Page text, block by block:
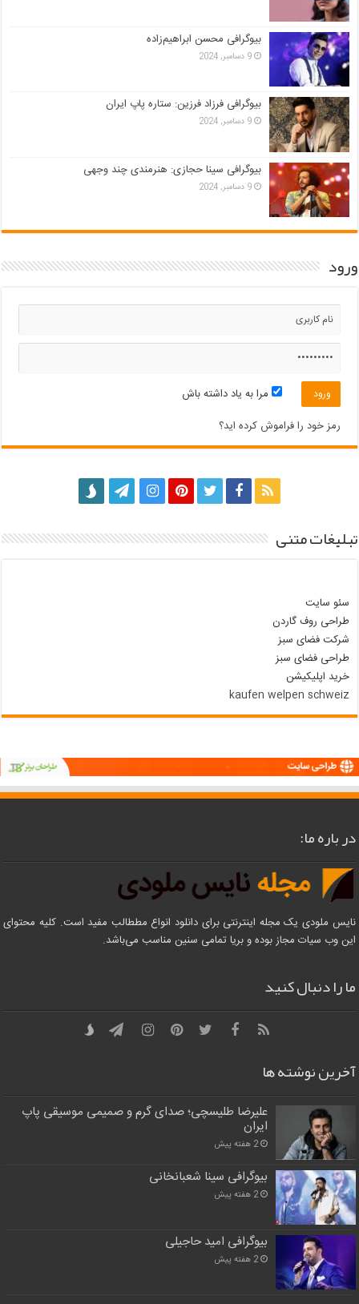
بیوگرافی محسن ابراهیم‌زاده
9 دسامبر, 2024
بیوگرافی فرزاد فرزین: ستاره پاپ ایران
9 دسامبر, 2024
بیوگرافی سینا حجازی: هنرمندی چند وجهی
9 دسامبر, 2024
ورود
مرا به یاد داشته باش
رمز خود را فراموش کرده اید؟
تبلیغات متنی
سئو سایت
طراحی روف گاردن
شرکت فضای سبز
طراحی فضای سبز
خرید اپلیکیشن
kaufen welpen schweiz
در باره ما:
نایس ملودی یک مجله اینترنتی برای دانلود انواع مططالب مفید است. کلیه محتوای
این وب سیات مجاز بوده و بریا تمامی سنین مناسب می‌باشد.
ما را دنبال کنید
آخرین نوشته ها
علیرضا طلیسچی؛ صدای گرم و صمیمی موسیقی پاپ
ایران
2 هفته پیش
بیوگرافی سینا شعبانخانی
2 هفته پیش
بیوگرافی امید حاجیلی
2 هفته پیش